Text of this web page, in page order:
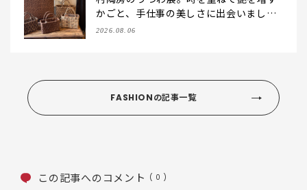
かごと、手仕事の美しさに出会いまし
た。【LEE DAYS club tanpopo】
2026.08.06
FASHIONの記事一覧
この記事へのコメント ( 0 )